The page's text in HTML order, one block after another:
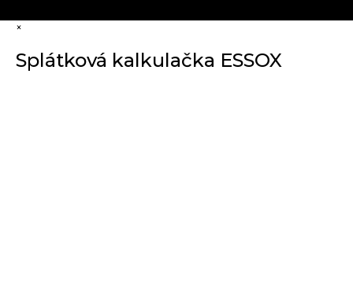
×
Splátková kalkulačka ESSOX